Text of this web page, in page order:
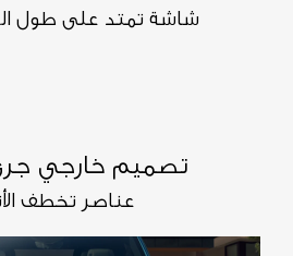
شاشة تمتد على طول
تصميم خارجي
عناصر تخطف